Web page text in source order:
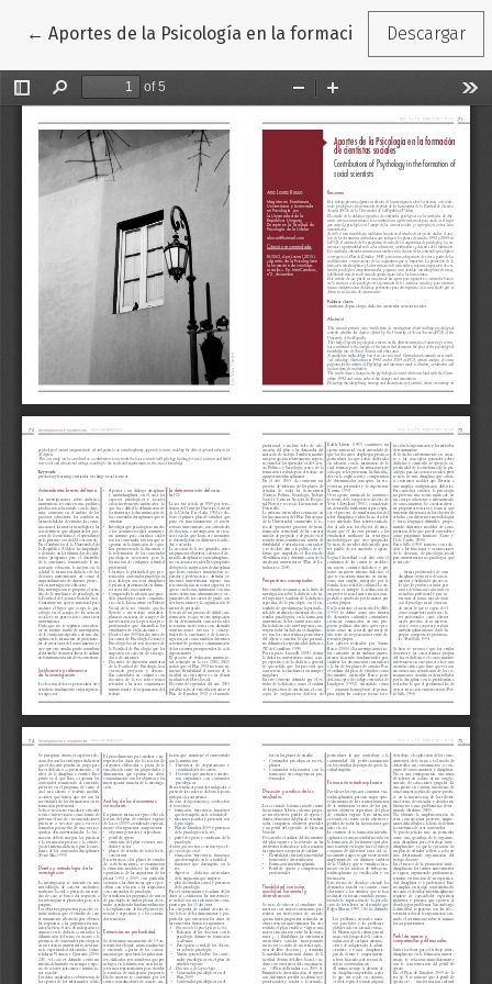
←Volver a los detalles del artículo
Aportes de la Psicología en la formación de cientistas
Descargar